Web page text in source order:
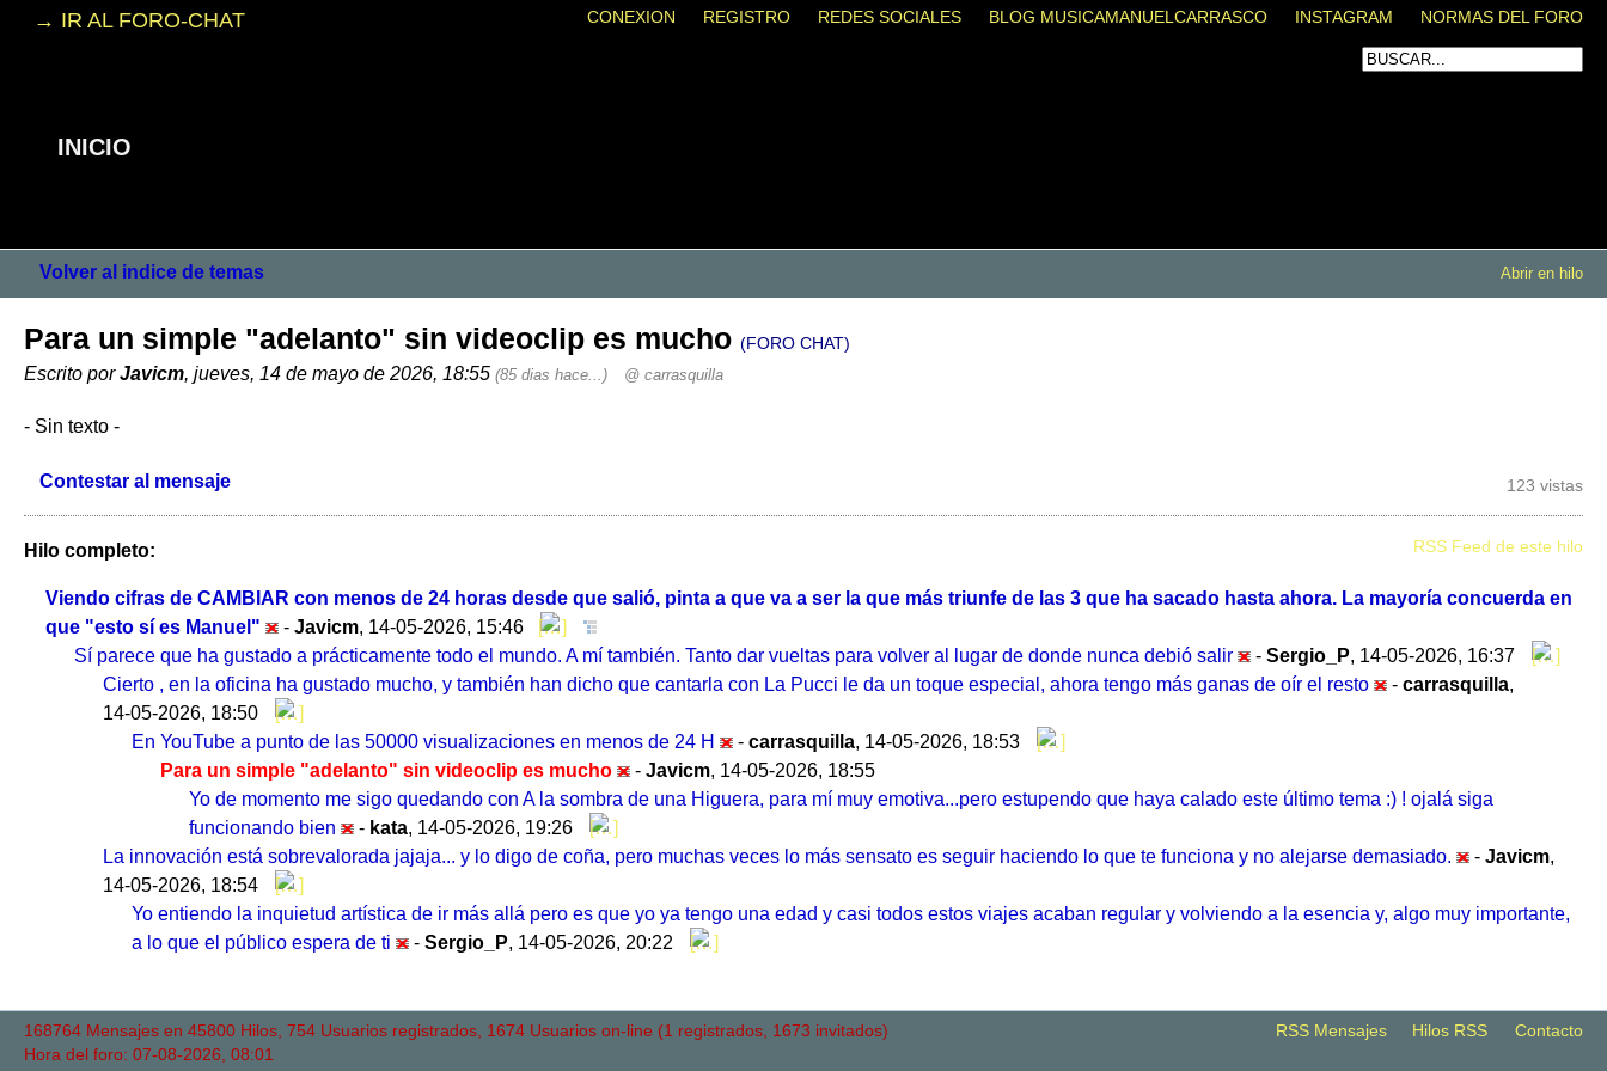
→ IR AL FORO-CHAT
INICIO
CONEXION REGISTRO REDES SOCIALES BLOG MUSICAMANUELCARRASCO INSTAGRAM NORMAS DEL FORO
Volver al indice de temas Abrir en hilo
Para un simple "adelanto" sin videoclip es mucho (FORO CHAT)
Escrito porJavicm, jueves, 14 de mayo de 2026, 18:55 (85 dias hace...) @ carrasquilla
- Sin texto -
Contestar al mensaje 123 vistas
Hilo completo: RSS Feed de este hilo
Viendo cifras de CAMBIAR con menos de 24 horas desde que salió, pinta a que va a ser la que más triunfe de las 3 que ha sacado hasta ahora. La mayoría concuerda en
que "esto sí es Manuel"
- Javicm, 14-05-2026, 15:46
Sí parece que ha gustado a prácticamente todo el mundo. A mí también. Tanto dar vueltas para volver al lugar de donde nunca debió salir
- Sergio_P, 14-05-2026, 16:37
Cierto , en la oficina ha gustado mucho, y también han dicho que cantarla con La Pucci le da un toque especial, ahora tengo más ganas de oír el resto
- carrasquilla,
14-05-2026, 18:50
En YouTube a punto de las 50000 visualizaciones en menos de 24 H
- carrasquilla, 14-05-2026, 18:53
Para un simple "adelanto" sin videoclip es mucho
- Javicm, 14-05-2026, 18:55
Yo de momento me sigo quedando con A la sombra de una Higuera, para mí muy emotiva...pero estupendo que haya calado este último tema :) ! ojalá siga
funcionando bien
- kata, 14-05-2026, 19:26
La innovación está sobrevalorada jajaja... y lo digo de coña, pero muchas veces lo más sensato es seguir haciendo lo que te funciona y no alejarse demasiado.
- Javicm,
14-05-2026, 18:54
Yo entiendo la inquietud artística de ir más allá pero es que yo ya tengo una edad y casi todos estos viajes acaban regular y volviendo a la esencia y, algo muy importante,
a lo que el público espera de ti
- Sergio_P, 14-05-2026, 20:22
168764 Mensajes en 45800 Hilos, 754 Usuarios registrados, 1674 Usuarios on-line (1 registrados, 1673 invitados)
Hora del foro: 07-08-2026, 08:01
RSS Mensajes Hilos RSS Contacto